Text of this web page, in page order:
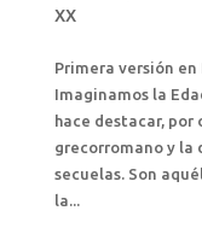
XX
Primera versión en
Imaginamos la
hace destacar,
grecorromano y la
secuelas. Son
la...